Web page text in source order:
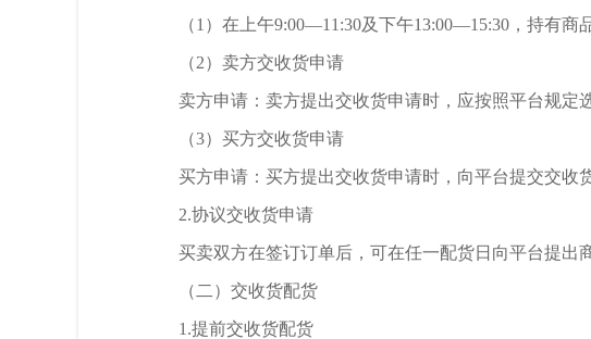
（1）在上午9:00—11:30及下午13:00—15:30，持有商
（2）卖方交收货申请
卖方申请：卖方提出交收货申请时，应按照平台规定
（3）买方交收货申请
买方申请：买方提出交收货申请时，向平台提交交收
2.协议交收货申请
买卖双方在签订订单后，可在任一配货日向平台提出
（二）交收货配货
1.提前交收货配货